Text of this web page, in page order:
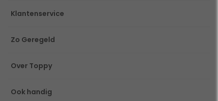
Klantenservice
Zo Geregeld
Over Toppy
Ook handig